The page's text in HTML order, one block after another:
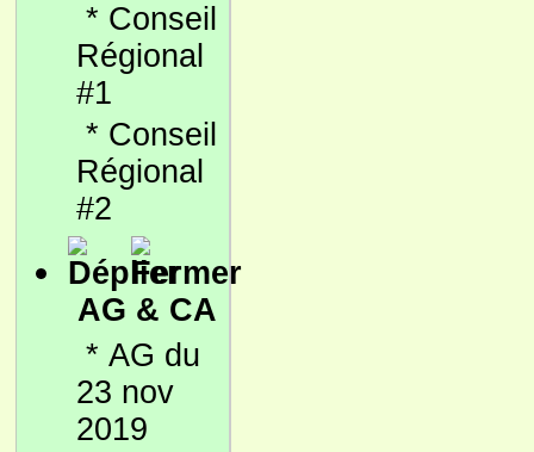
* Conseil
Régional
#1
* Conseil
Régional
#2
AG & CA
* AG du
23 nov
2019